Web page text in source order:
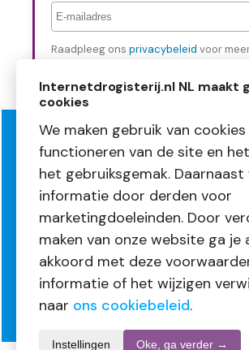
Raadpleeg ons privacybeleid voor
Over InternetDrogisterij.nl
Mijn account
Nieuwsbrief
Blogs
Vacatures
Volg ons
Internetdrogisterij.nl NL maakt
cookies
We maken gebruik van
functioneren van de site en
het gebruiksgemak.
informatie door derden voor
marketingdoeleinden. Door
maken van onze website ga
akkoord met deze
informatie of het wijzigen
naar ons cookiebeleid.
Instellingen Oke, ga verder →